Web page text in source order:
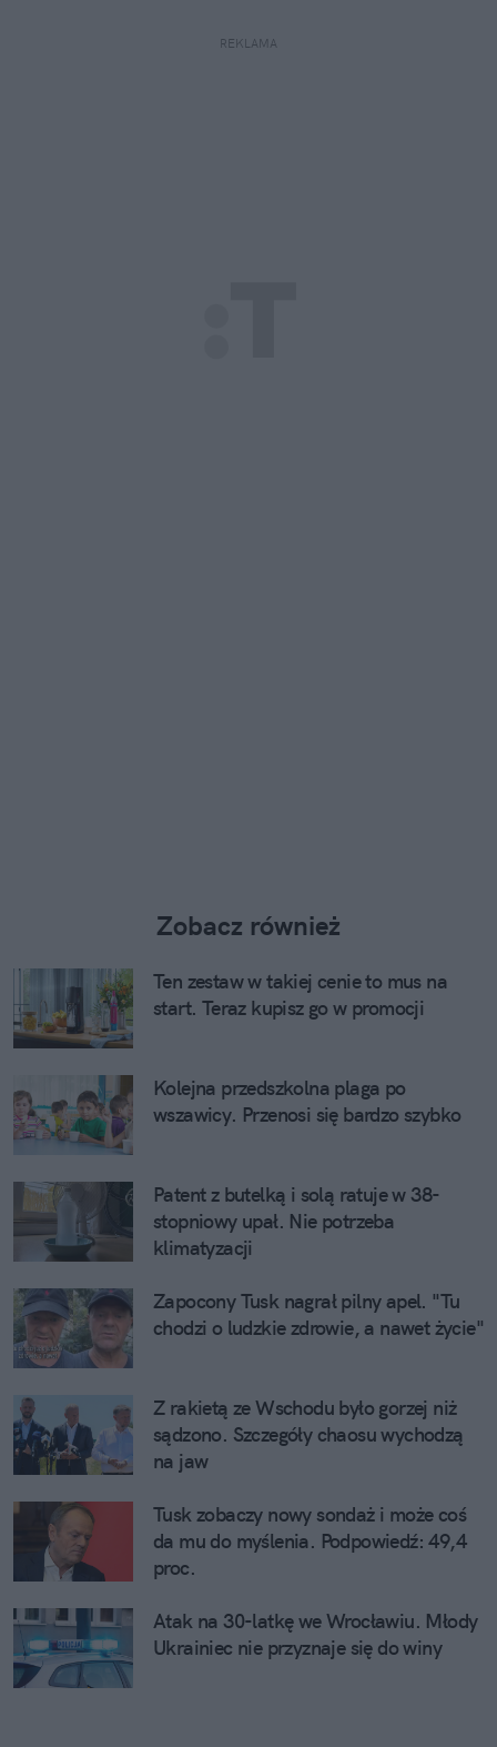
REKLAMA
Zobacz również
Ten zestaw w takiej cenie to mus na
start. Teraz kupisz go w promocji
Kolejna przedszkolna plaga po
wszawicy. Przenosi się bardzo szybko
Patent z butelką i solą ratuje w 38-
stopniowy upał. Nie potrzeba
klimatyzacji
Zapocony Tusk nagrał pilny apel. "Tu
chodzi o ludzkie zdrowie, a nawet życie"
Z rakietą ze Wschodu było gorzej niż
sądzono. Szczegóły chaosu wychodzą
na jaw
Tusk zobaczy nowy sondaż i może coś
da mu do myślenia. Podpowiedź: 49,4
proc.
Atak na 30-latkę we Wrocławiu. Młody
Ukrainiec nie przyznaje się do winy